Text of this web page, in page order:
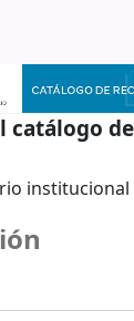
línea
catálogo
institucional